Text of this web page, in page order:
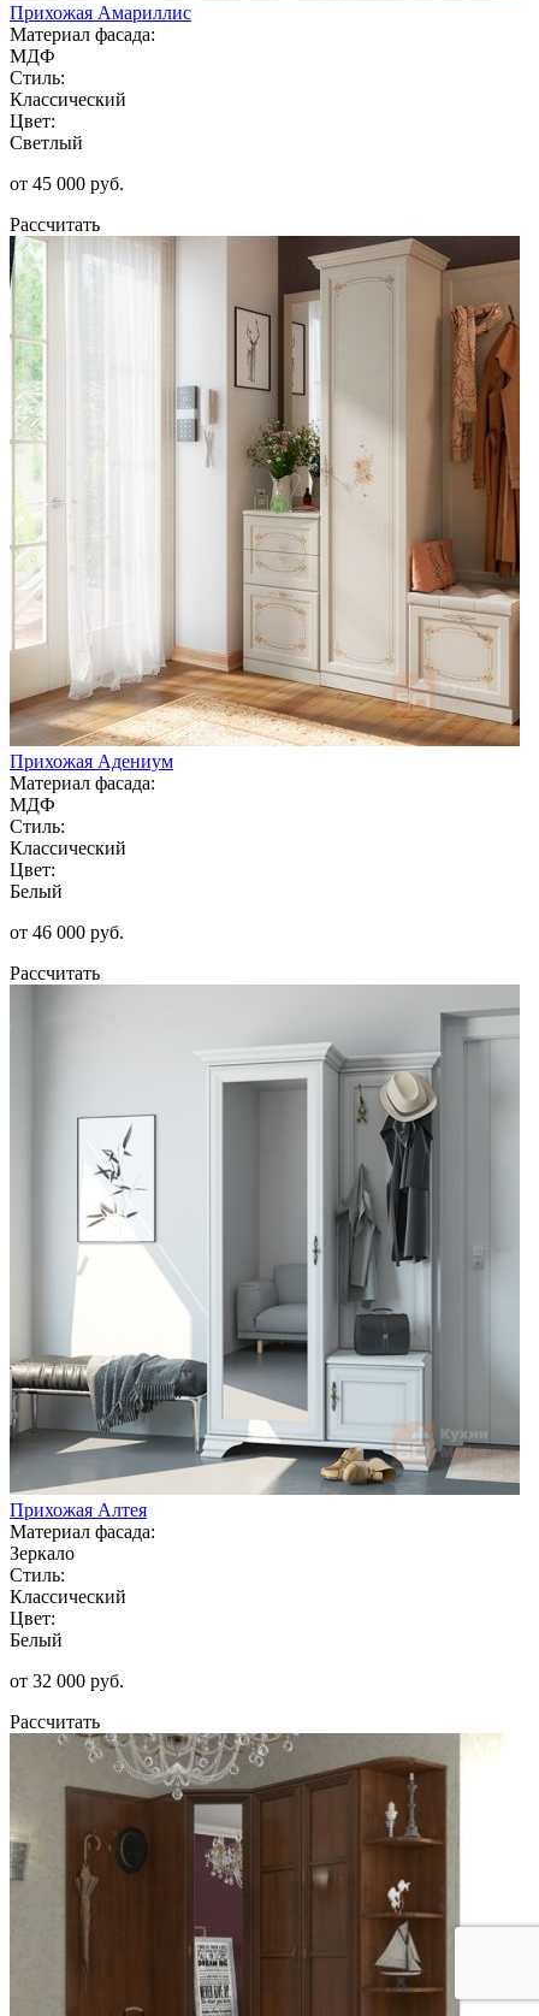
Прихожая Амариллис
Материал фасада:
МДФ
Стиль:
Классический
Цвет:
Светлый
от 45 000 руб.
Рассчитать
Прихожая Адениум
Материал фасада:
МДФ
Стиль:
Классический
Цвет:
Белый
от 46 000 руб.
Рассчитать
Прихожая Алтея
Материал фасада:
Зеркало
Стиль:
Классический
Цвет:
Белый
от 32 000 руб.
Рассчитать